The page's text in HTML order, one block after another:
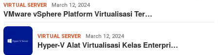
VIRTUAL SERVER March 12, 2024
VMware vSphere Platform Virtualisasi Ter…
VIRTUAL SERVER March 12, 2024
Hyper-V Alat Virtualisasi Kelas Enterpri…